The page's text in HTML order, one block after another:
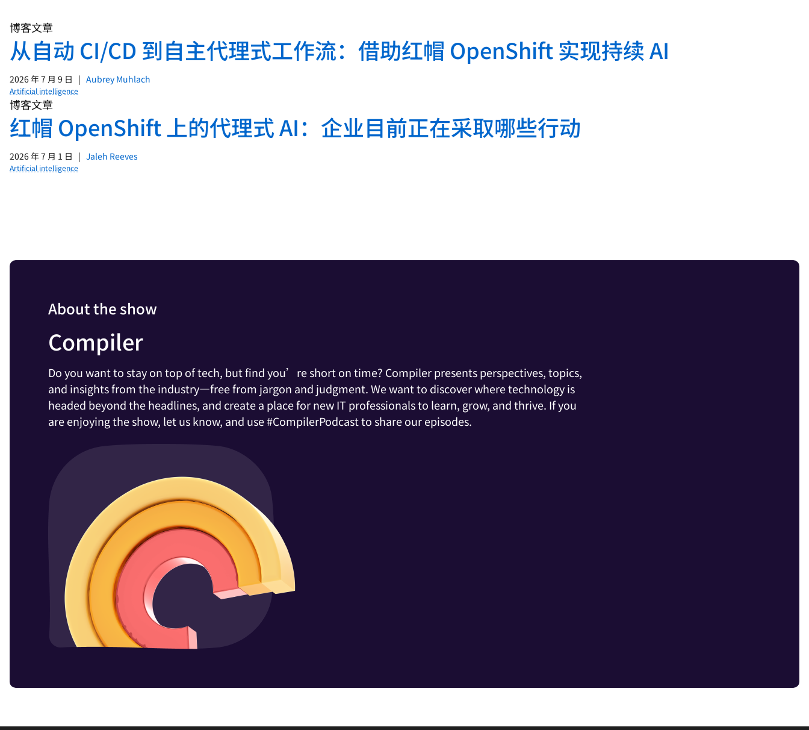
博客文章
从自动 CI/CD 到自主代理式工作流：借助红帽 OpenShift 实现持续 AI
2026 年 7 月 9 日 | Aubrey Muhlach
Artificial intelligence
博客文章
红帽 OpenShift 上的代理式 AI：企业目前正在采取哪些行动
2026 年 7 月 1 日 | Jaleh Reeves
Artificial intelligence
About the show
Compiler
Do you want to stay on top of tech, but find you’re short on time? Compiler presents perspectives, topics,
and insights from the industry—free from jargon and judgment. We want to discover where technology is
headed beyond the headlines, and create a place for new IT professionals to learn, grow, and thrive. If you
are enjoying the show, let us know, and use #CompilerPodcast to share our episodes.